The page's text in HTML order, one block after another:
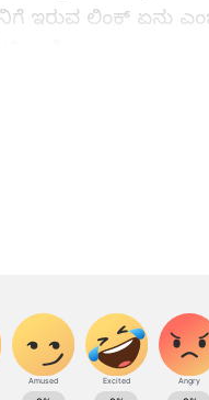
ಇರುವ ಲಿಂಕ್ ಏನು